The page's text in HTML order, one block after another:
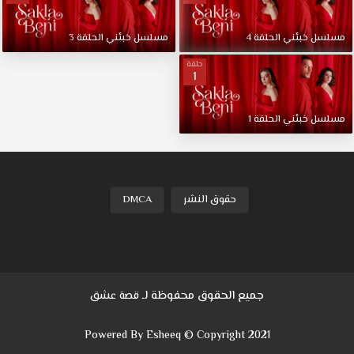
عشق.
ميته
وناز
أبناء
عائلات
غنية
وقوية،
تربيا
مسلسلخبئنيالحلقة4 مسلسلخبئنيالحلقة3
حلقة
1
مسلسلخبئنيالحلقة1
حقوق النشر DMCA
جميع الحقوق محفوظة لـقصة عشق
Powered By Esheeq © Copyright 2021